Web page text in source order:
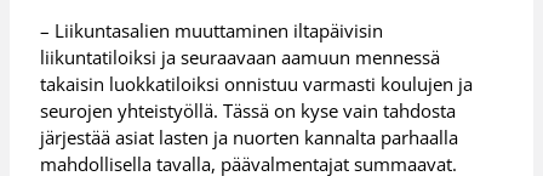
– Liikuntasalien muuttaminen iltapäivisin
liikuntatiloiksi ja seuraavaan aamuun mennessä
takaisin luokkatiloiksi onnistuu varmasti koulujen ja
seurojen yhteistyöllä. Tässä on kyse vain tahdosta
järjestää asiat lasten ja nuorten kannalta parhaalla
mahdollisella tavalla, päävalmentajat summaavat.